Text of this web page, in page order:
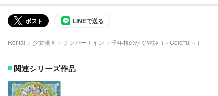
ポスト LINEで送る
Renta! 少女漫画 ナンバーナイン 千年桜のかぐや姫（～Colorful～）
関連シリーズ作品